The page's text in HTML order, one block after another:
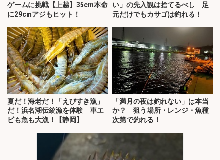
ゲームに挑戦【上越】35cm本命
に29cmアジもヒット！
い」の先入観は捨てるべし 足
元だけでもカサゴは釣れる！
夏だ！海老だ！「えびすき漁」
だ！浜名湖伝統漁を体験 車エ
ビも魚も大漁！【静岡】
「満月の夜は釣れない」は本当
か？ 狙う場所・レンジ・魚種
次第で釣れる！